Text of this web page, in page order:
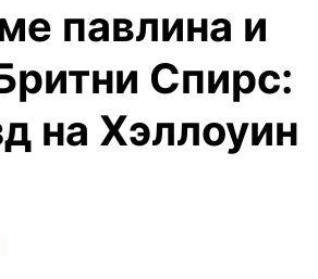
павлина и
Спирс:
на Хэллоуин